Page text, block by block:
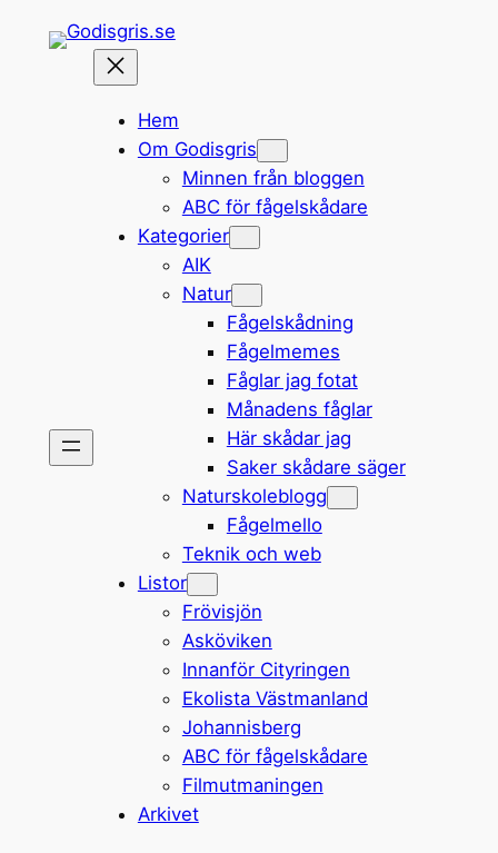
Hem
Om Godisgris
Minnen från bloggen
ABC för fågelskådare
Kategorier
AIK
Natur
Fågelskådning
Fågelmemes
Fåglar jag fotat
Månadens fåglar
Här skådar jag
Saker skådare säger
Naturskoleblogg
Fågelmello
Teknik och web
Listor
Frövisjön
Asköviken
Innanför Cityringen
Ekolista Västmanland
Johannisberg
ABC för fågelskådare
Filmutmaningen
Arkivet